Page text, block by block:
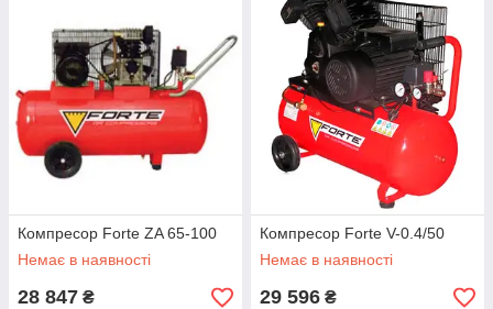
Компресор Forte ZA 65-100
Немає в наявності
28 847 ₴
Компресор Forte V-0.4/50
Немає в наявності
29 596 ₴